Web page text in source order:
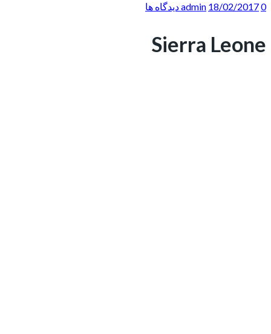
admin 18/02/20170 دیدگاه ها
Sierra Leone